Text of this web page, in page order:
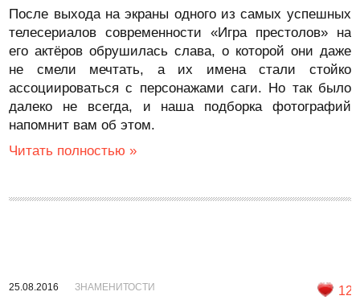
После выхода на экраны одного из самых успешных
телесериалов современности «Игра престолов» на
его актёров обрушилась слава, о которой они даже
не смели мечтать, а их имена стали стойко
ассоциироваться с персонажами саги. Но так было
далеко не всегда, и наша подборка фотографий
напомнит вам об этом.
Читать полностью »
25.08.2016 ЗНАМЕНИТОСТИ 12